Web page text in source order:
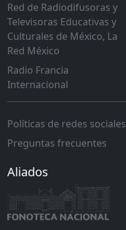
Red de Radiodifusoras y
Televisoras Educativas y
Culturales de México, La
Red México
Radio Francia
Internacional
Políticas de redes sociales
Preguntas frecuentes
Aliados